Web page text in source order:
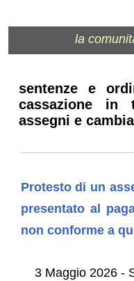
la
sentenze e
cassazione in
assegni e
Protesto di un
presentato al
non conforme a
3 Maggio 2026 -